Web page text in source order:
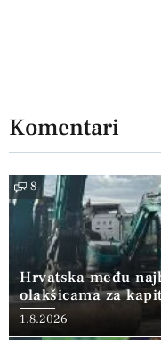
Komentari
8
Hrvatska među
olakšicama za
1.8.2026